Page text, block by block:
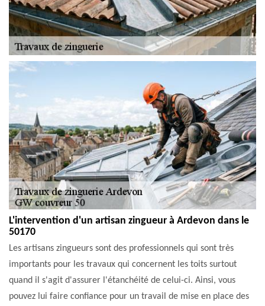
L'intervention d'un artisan zingueur à Ardevon dans le
50170
Les artisans zingueurs sont des professionnels qui sont très
importants pour les travaux qui concernent les toits surtout
quand il s'agit d'assurer l'étanchéité de celui-ci. Ainsi, vous
pouvez lui faire confiance pour un travail de mise en place des